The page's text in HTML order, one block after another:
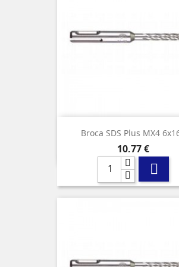
Broca SDS Plus MX4
Precio
10,77 €
